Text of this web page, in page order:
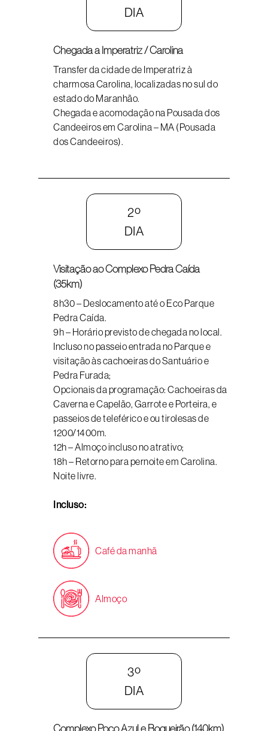
DIA
Chegada a Imperatriz / Carolina
Transfer da cidade de Imperatriz à
charmosa Carolina, localizadas no sul do
estado do Maranhão.
Chegada e acomodação na Pousada dos
Candeeiros em Carolina – MA (Pousada
dos Candeeiros).
2º
DIA
Visitação ao Complexo Pedra Caída
(35km)
8h30 – Deslocamento até o Eco Parque
Pedra Caída.
9h – Horário previsto de chegada no local.
Incluso no passeio entrada no Parque e
visitação às cachoeiras do Santuário e
Pedra Furada;
Opcionais da programação: Cachoeiras da
Caverna e Capelão, Garrote e Porteira, e
passeios de teleférico e ou tirolesas de
1200/1400m.
12h – Almoço incluso no atrativo;
18h – Retorno para pernoite em Carolina.
Noite livre.
Incluso:
Café da manhã
Almoço
3º
DIA
Complexo Poço Azul e Boqueirão (140km)